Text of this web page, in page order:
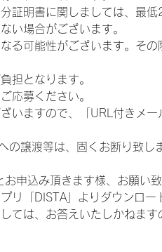
証明書に関しましては、最低
い場合がございます。
る可能性がございます。そ
担となります。
応募ください。
いますので、「URL付きメ
の譲渡等は、固くお断り致し
申込み頂きます様、お願い致
リ「DISTA」よりダウンロー
ては、お答えいたしかねます